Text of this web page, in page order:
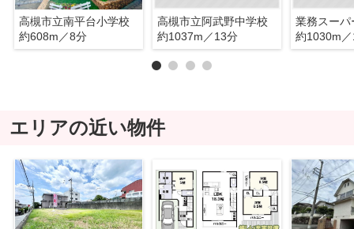
高槻市立南平台小学校
約608m／8分
高槻市立阿武野中学校
約1037m／13分
業務スーパ
約1030m
エリアの近い物件